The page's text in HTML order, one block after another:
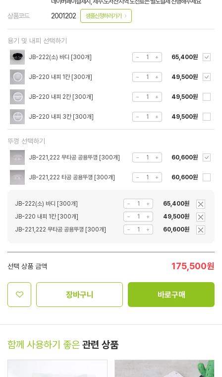
상품코드 2001202 샘플신청하러가기
용기 및 내피 선택하기
JB-222(소) 바디 [300개] 65,400원
JB-220 내피 1칸 [300개] 49,500원
JB-220 내피 2칸 [300개] 49,500원
JB-220 내피 3칸 [300개] 49,500원
뚜껑 선택하기
JB-221,222 무타공 공용뚜껑 [300개] 60,600원
JB-221,222 타공 공용뚜껑 [300개] 60,600원
JB-222(소) 바디 [300개]
65,400원
JB-220 내피 1칸 [300개]
49,500원
JB-221,222 무타공 공용뚜껑 [300개]
60,600원
선택 상품 금액 175,500원
장바구니 바로구매
함께 사용하기 좋은 관련 상품